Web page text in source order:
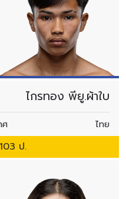
ไกรทอง พียู.ผ้าใบ
ศ ไทย
ป.
องเรา ท่านสามารถ
สารได้ตลอดเวลา